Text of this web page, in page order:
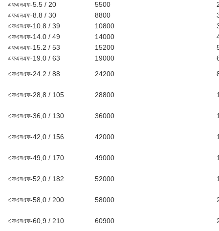
এফএনএফ-5.5 / 20
5500
এফএনএফ-8.8 / 30
8800
এফএনএফ-10.8 / 39
10800
এফএনএফ-14.0 / 49
14000
এফএনএফ-15.2 / 53
15200
এফএনএফ-19.0 / 63
19000
এফএনএফ-24.2 / 88
24200
এফএনএফ-28,8 / 105 28800
এফএনএফ-36,0 / 130 36000
এফএনএফ-42,0 / 156 42000
এফএনএফ-49,0 / 170 49000
এফএনএফ-52,0 / 182 52000
এফএনএফ-58,0 / 200 58000
এফএনএফ-60,9 / 210 60900